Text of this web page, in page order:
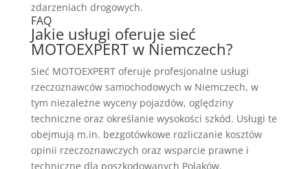
zdarzeniach drogowych.
FAQ
Jakie usługi oferuje sieć
MOTOEXPERT w Niemczech?
Sieć MOTOEXPERT oferuje profesjonalne usługi
rzeczoznawców samochodowych w Niemczech, w
tym niezależne wyceny pojazdów, oględziny
techniczne oraz określanie wysokości szkód. Usługi te
obejmują m.in. bezgotówkowe rozliczanie kosztów
opinii rzeczoznawczych oraz wsparcie prawne i
techniczne dla poszkodowanych Polaków.